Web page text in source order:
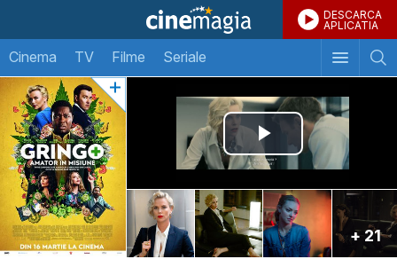
DESCARCA
APLICATIA
Cinema TV Filme Seriale
+ 21